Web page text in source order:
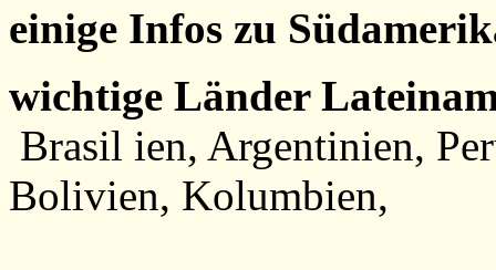
einige Infos zu
wichtige Länder
Brasil ien, Argentinien,
Bolivien, Kolumbien,